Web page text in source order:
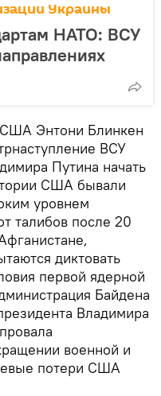
Украины
НАТО: ВСУ
США Энтони Блинкен
ВСУ
Путина начать
США бывали
уровнем
талибов после 20
диктовать
первой ядерной
Байдена
Владимира
военной и
потери США